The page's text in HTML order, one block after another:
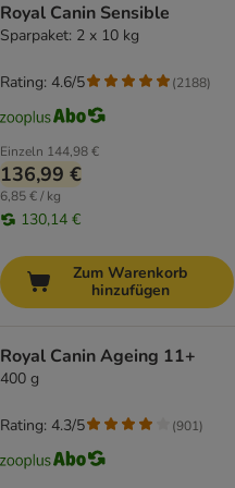
Royal Canin Sensible
Sparpaket: 2 x 10 kg
Einzeln 144,98 €
136,99 €
6,85 € / kg
130,14 €
Rating: 4.6/5 (2188)
Zum Warenkorb
hinzufügen
Royal Canin Ageing 11+
400 g
Rating: 4.3/5 (901)